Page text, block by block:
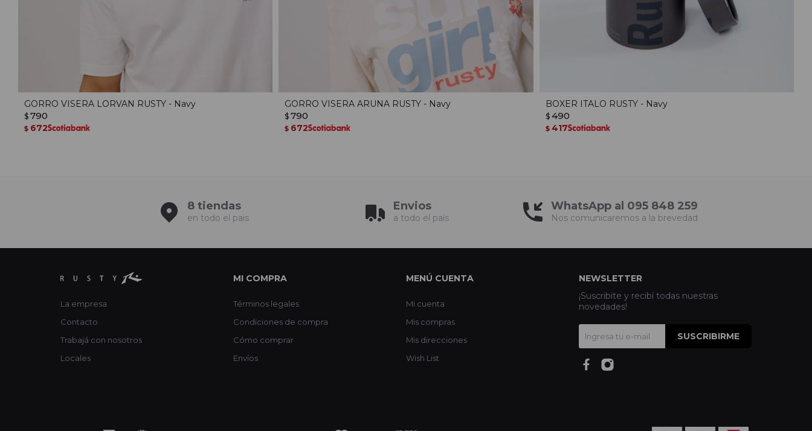
GORRO VISERA LORVAN RUSTY - Navy
$ 790
$ 672
GORRO VISERA ARUNA RUSTY - Navy
$ 790
$ 672
BOXER ITALO RUSTY - Navy
$ 490
$ 417
8 tiendas
en todo el pais
Envios
a todo el país
WhatsApp al 095 848 259
Nos comunicaremos a la brevedad
La empresa
Contacto
Trabajá con nosotros
Locales
MI COMPRA
Términos legales
Condiciones de compra
Cómo comprar
Envíos
MENÚ CUENTA
Mi cuenta
Mis compras
Mis direcciones
Wish List
NEWSLETTER
¡Suscribite y recibí todas nuestras
novedades!
SUSCRIBIRME